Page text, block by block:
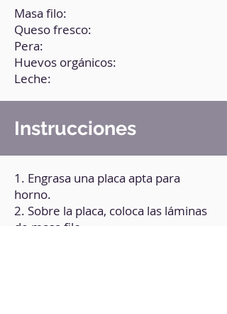
Masa filo:
Queso fresco:
Pera:
Huevos orgánicos:
Leche:
Instrucciones
1. Engrasa una placa apta para
horno.
2. Sobre la placa, coloca las láminas
de masa filo.